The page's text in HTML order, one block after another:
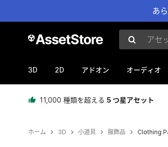
あ
アセットの
3D 2D アドオン オーディオ
11,000 種類を超える 5 つ星アセット
ホーム 3D 小道具 服飾品 Clothing